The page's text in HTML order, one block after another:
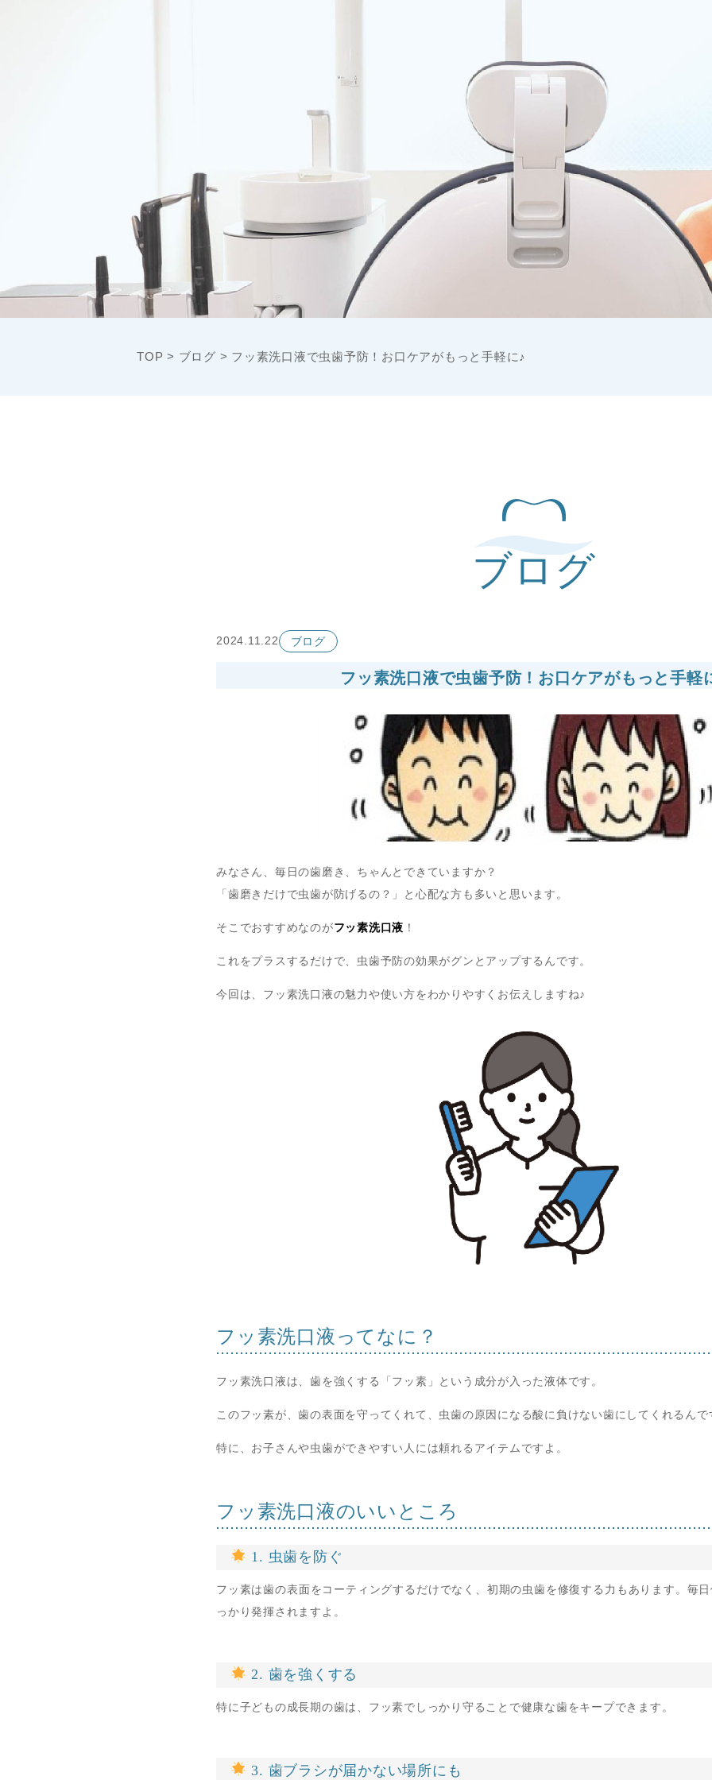
TOP > ブログ > フッ素洗口液で虫歯予防！お口ケアがもっと手軽に♪
ブログ
2024.11.22 ブログ
フッ素洗口液で虫歯予防！お口ケアがもっと手軽
みなさん、毎日の歯磨き、ちゃんとできていますか？
「歯磨きだけで虫歯が防げるの？」と心配な方も多いと思います。
そこでおすすめなのがフッ素洗口液 ！
これをプラスするだけで、虫歯予防の効果がグンとアップするんです。
今回は、フッ素洗口液の魅力や使い方をわかりやすくお伝えしますね♪
フッ素洗口液ってなに？
フッ素洗口液は、歯を強くする「フッ素」という成分が入った液体です。
このフッ素が、歯の表面を守ってくれて、虫歯の原因になる酸に負けない歯にしてくれるんで
特に、お子さんや虫歯ができやすい人には頼れるアイテムですよ。
フッ素洗口液のいいところ
1. 虫歯を防ぐ
フッ素は歯の表面をコーティングするだけでなく、初期の虫歯を修復する力もあります。毎
っかり発揮されますよ。
2. 歯を強くする
特に子どもの成長期の歯は、フッ素でしっかり守ることで健康な歯をキープできます。
3. 歯ブラシが届かない場所にも